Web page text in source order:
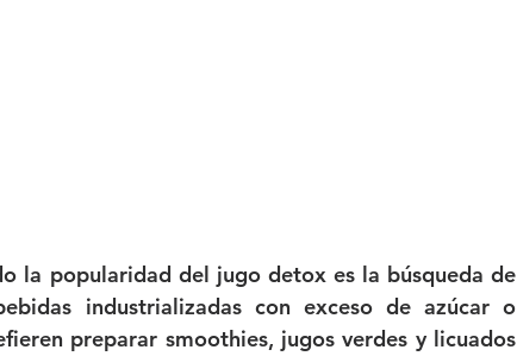
la popularidad del jugo detox es la búsqueda de
industrializadas con exceso de azúcar o
preparar smoothies, jugos verdes y licuados